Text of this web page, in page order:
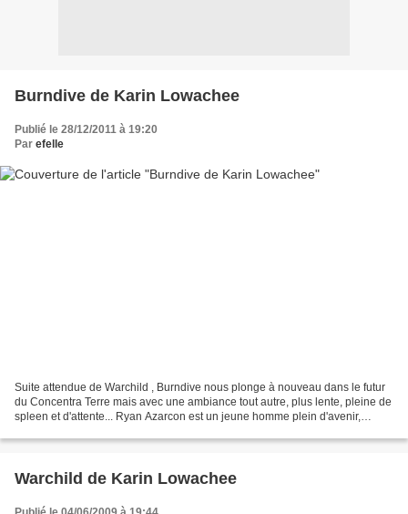
Burndive de Karin Lowachee
Publié le 28/12/2011 à 19:20
Par efelle
Suite attendue de Warchild , Burndive nous plonge à nouveau dans le futur
du Concentra Terre mais avec une ambiance tout autre, plus lente, pleine de
spleen et d'attente... Ryan Azarcon est un jeune homme plein d'avenir,
Warchild de Karin Lowachee